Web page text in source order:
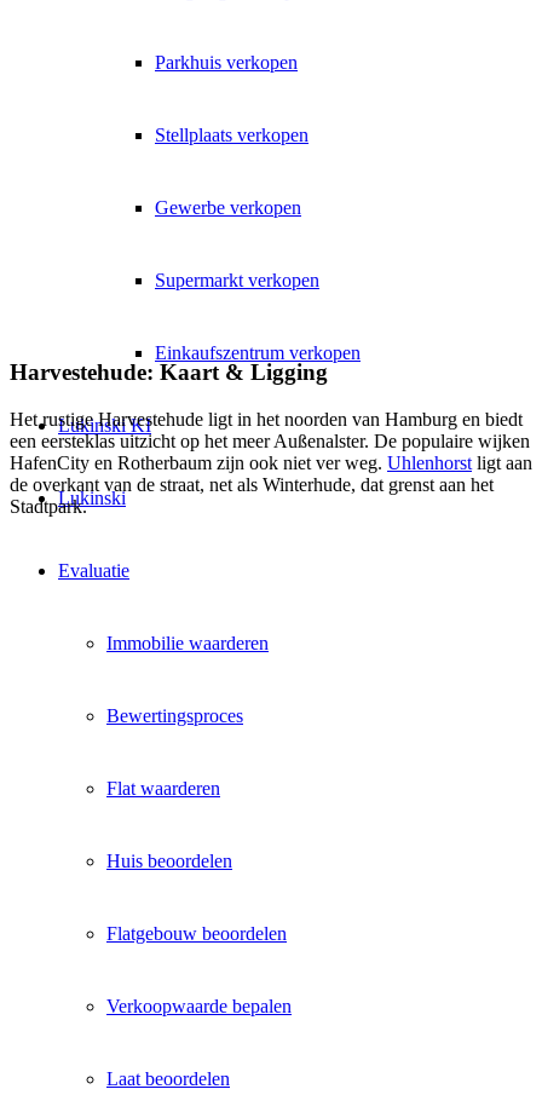
Parkhuis verkopen
Stellplaats verkopen
Gewerbe verkopen
Supermarkt verkopen
Einkaufszentrum verkopen
Lukinski KI
Lukinski
Evaluatie
Immobilie waarderen
Bewertingsproces
Flat waarderen
Huis beoordelen
Flatgebouw beoordelen
Verkoopwaarde bepalen
Laat beoordelen
Harvestehude: Kaart & Ligging
Het rustige Harvestehude ligt in het noorden van Hamburg en biedt
een eersteklas uitzicht op het meer Außenalster. De populaire wijken
HafenCity en Rotherbaum zijn ook niet ver weg. Uhlenhorst ligt aan
de overkant van de straat, net als Winterhude, dat grenst aan het
Stadtpark.